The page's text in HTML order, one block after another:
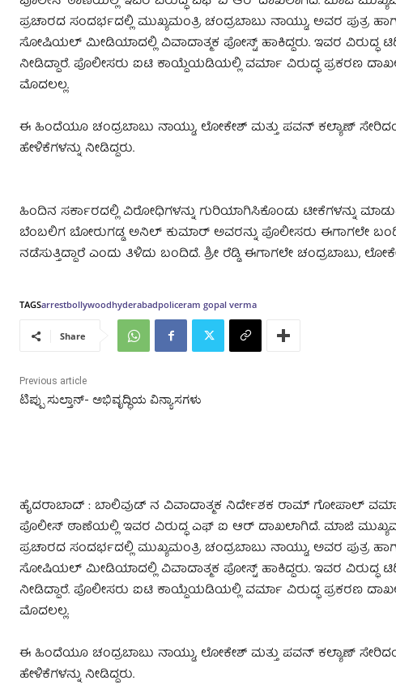
ಪ್ರಚಾರದ ಸಂದರ್ಭದಲ್ಲಿ ಮುಖ್ಯಮಂತ್ರಿ ಚಂದ್ರಬಾಬು ನಾಯ್ಡು, ಅವರ ಪುತ್ರ
ಸೋಷಿಯಲ್ ಮೀಡಿಯಾದಲ್ಲಿ ವಿವಾದಾತ್ಮಕ ಪೋಸ್ಟ್ ಹಾಕಿದ್ದರು. ಇವರ ವಿರುದ್ಧ
ನೀಡಿದ್ದಾರೆ. ಪೊಲೀಸರು ಐಟಿ ಕಾಯ್ದೆಯಡಿಯಲ್ಲಿ ವರ್ಮಾ ವಿರುದ್ಧ ಪ್ರಕರಣ
ಮೊದಲಲ್ಲ.
ಈ ಹಿಂದೆಯೂ ಚಂದ್ರಬಾಬು ನಾಯ್ಡು, ಲೋಕೇಶ್ ಮತ್ತು ಪವನ್ ಕಲ್ಯಾಣ್
ಹೇಳಿಕೆಗಳನ್ನು ನೀಡಿದ್ದರು.
ಹಿಂದಿನ ಸರ್ಕಾರದಲ್ಲಿ ವಿರೋಧಿಗಳನ್ನು ಗುರಿಯಾಗಿಸಿಕೊಂಡು ಟೀಕೆಗಳನ್ನು
ಬೆಂಬಲಿಗ ಬೋರುಗಡ್ಡ ಅನಿಲ್ ಕುಮಾರ್ ಅವರನ್ನು ಪೊಲೀಸರು ಈಗಾಗಲೇ
ನಡೆಸುತ್ತಿದ್ದಾರೆ ಎಂದು ತಿಳಿದು ಬಂದಿದೆ. ಶ್ರೀ ರೆಡ್ಡಿ ಈಗಾಗಲೇ ಚಂದ್ರಬಾಬು,
TAGSarrestbollywoodhyderabadpoliceram gopal verma
Share
Previous article
ಟಿಪ್ಪು ಸುಲ್ತಾನ್- ಅಭಿವೃದ್ಧಿಯ ವಿನ್ಯಾಸಗಳು
ಹೈದರಾಬಾದ್ : ಬಾಲಿವುಡ್ ನ ವಿವಾದಾತ್ಮಕ ನಿರ್ದೇಶಕ ರಾಮ್ ಗೋಪಾಲ್
ಪೊಲೀಸ್ ಠಾಣೆಯಲ್ಲಿ ಇವರ ವಿರುದ್ಧ ಎಫ್ ಐ ಆರ್ ದಾಖಲಾಗಿದೆ. ಮಾಜಿ
ಪ್ರಚಾರದ ಸಂದರ್ಭದಲ್ಲಿ ಮುಖ್ಯಮಂತ್ರಿ ಚಂದ್ರಬಾಬು ನಾಯ್ಡು, ಅವರ ಪುತ್ರ
ಸೋಷಿಯಲ್ ಮೀಡಿಯಾದಲ್ಲಿ ವಿವಾದಾತ್ಮಕ ಪೋಸ್ಟ್ ಹಾಕಿದ್ದರು. ಇವರ ವಿರುದ್ಧ
ನೀಡಿದ್ದಾರೆ. ಪೊಲೀಸರು ಐಟಿ ಕಾಯ್ದೆಯಡಿಯಲ್ಲಿ ವರ್ಮಾ ವಿರುದ್ಧ ಪ್ರಕರಣ
ಮೊದಲಲ್ಲ.
ಈ ಹಿಂದೆಯೂ ಚಂದ್ರಬಾಬು ನಾಯ್ಡು, ಲೋಕೇಶ್ ಮತ್ತು ಪವನ್ ಕಲ್ಯಾಣ್
ಹೇಳಿಕೆಗಳನ್ನು ನೀಡಿದ್ದರು.